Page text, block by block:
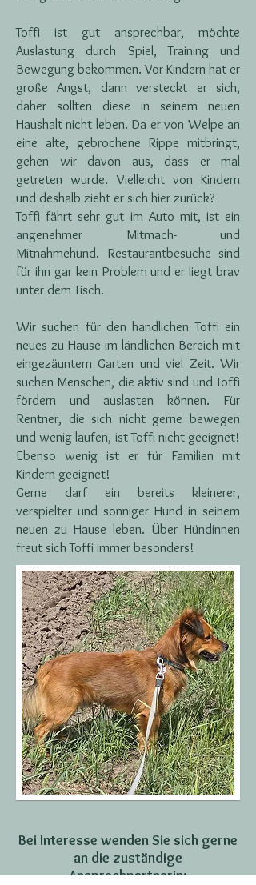
Toffi ist gut ansprechbar, möchte
Auslastung durch Spiel, Training und
Bewegung bekommen. Vor Kindern hat er
große Angst, dann versteckt er sich,
daher sollten diese in seinem neuen
Haushalt nicht leben. Da er von Welpe an
eine alte, gebrochene Rippe mitbringt,
gehen wir davon aus, dass er mal
getreten wurde. Vielleicht von Kindern
und deshalb zieht er sich hier zurück?
Toffi fährt sehr gut im Auto mit, ist ein
angenehmer Mitmach- und
Mitnahmehund. Restaurantbesuche sind
für ihn gar kein Problem und er liegt brav
unter dem Tisch.
Wir suchen für den handlichen Toffi ein
neues zu Hause im ländlichen Bereich mit
eingezäuntem Garten und viel Zeit. Wir
suchen Menschen, die aktiv sind und Toffi
fördern und auslasten können. Für
Rentner, die sich nicht gerne bewegen
und wenig laufen, ist Toffi nicht geeignet!
Ebenso wenig ist er für Familien mit
Kindern geeignet!
Gerne darf ein bereits kleinerer,
verspielter und sonniger Hund in seinem
neuen zu Hause leben. Über Hündinnen
freut sich Toffi immer besonders!
Bei Interesse wenden Sie sich gerne
an die zuständige
Ansprechpartnerin: